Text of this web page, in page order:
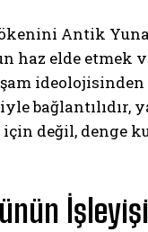
Antik
haz elde etmek
bağlantılıdır,
değil, denge
İşleyişi